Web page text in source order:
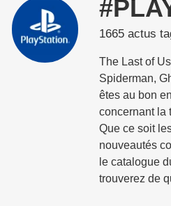
MGG
1665 actus
The Last of
Spiderman,
êtes au bon
concernant la
Que ce soit
nouveautés
le catalogue
trouverez de